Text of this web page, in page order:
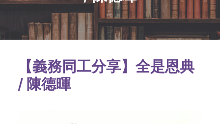
【義務同工分享】全是恩典
/ 陳德暉